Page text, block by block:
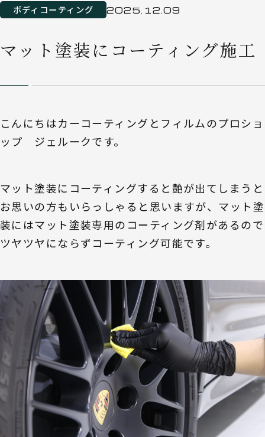
ボディコーティング 2025.12.09
マット塗装にコーティング施工
こんにちはカーコーティングとフィルムのプロショ
ップ ジェルークです。
マット塗装にコーティングすると艶が出てしまうと
お思いの方もいらっしゃると思いますが、マット塗
装にはマット塗装専用のコーティング剤があるので
ツヤツヤにならずコーティング可能です。